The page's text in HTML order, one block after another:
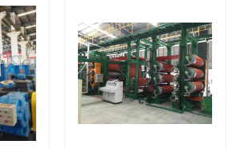
gumy
gumy